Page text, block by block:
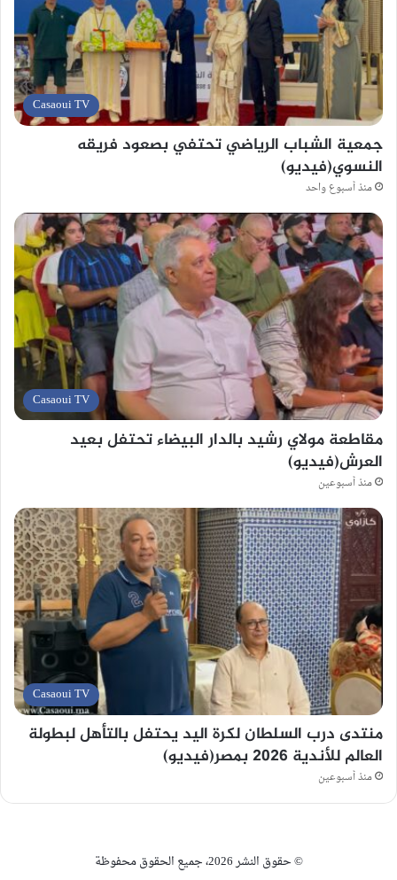
Casaoui TV
جمعية الشباب الرياضي تحتفي بصعود فريقه
النسوي(فيديو)
منذ أسبوع واحد
Casaoui TV
مقاطعة مولاي رشيد بالدار البيضاء تحتفل بعيد
العرش(فيديو)
منذ أسبوعين
Casaoui TV
منتدى درب السلطان لكرة اليد يحتفل بالتأهل لبطولة
العالم للأندية 2026 بمصر(فيديو)
منذ أسبوعين
© حقوق النشر 2026، جميع الحقوق محفوظة